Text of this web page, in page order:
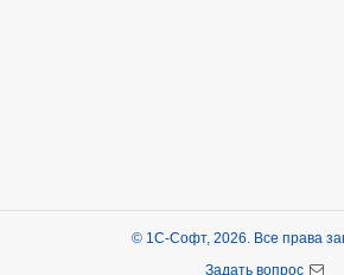
© 1С-Софт, 2026. Все права
Задать вопрос